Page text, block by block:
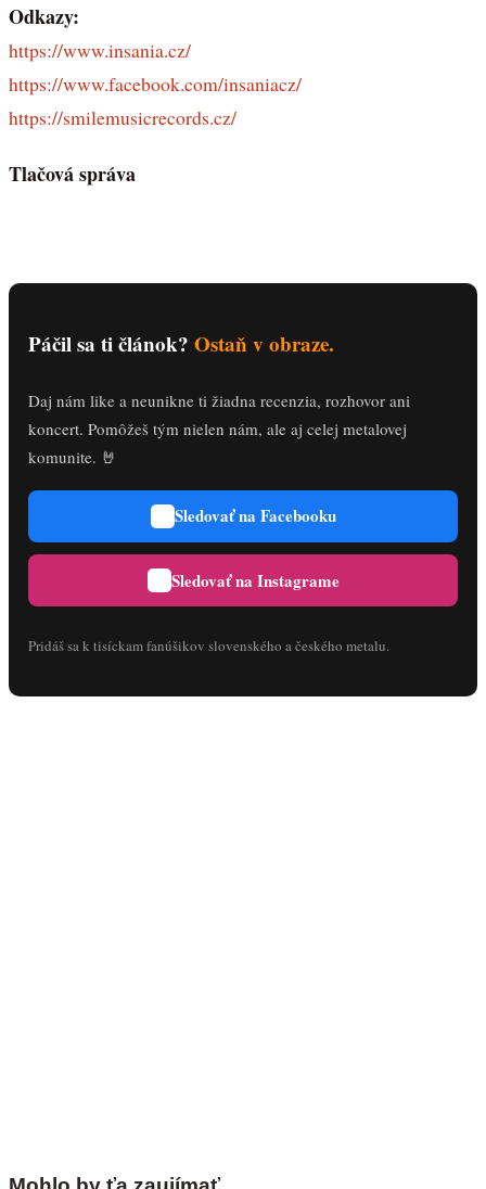
Odkazy:
https://www.insania.cz/
https://www.facebook.com/insaniacz/
https://smilemusicrecords.cz/
Tlačová správa
Páčil sa ti článok? Ostaň v obraze.
Daj nám like a neunikne ti žiadna recenzia, rozhovor ani
koncert. Pomôžeš tým nielen nám, ale aj celej metalovej
komunite. 🤘
Sledovať na Facebooku
Sledovať na Instagrame
Pridáš sa k tisíckam fanúšikov slovenského a českého metalu.